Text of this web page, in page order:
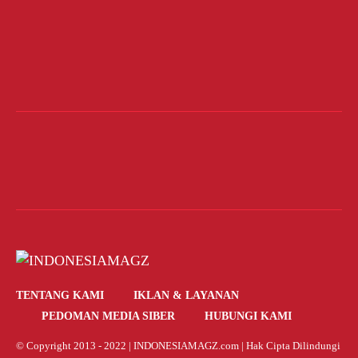
TENTANG KAMI
IKLAN & LAYANAN
PEDOMAN MEDIA SIBER
HUBUNGI KAMI
© Copyright 2013 - 2022 | INDONESIAMAGZ.com | Hak Cipta Dilindungi